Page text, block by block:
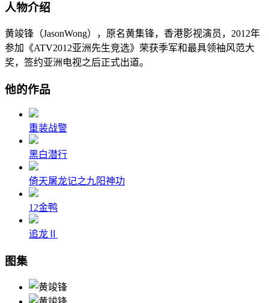
人物介绍
黄竣锋（JasonWong），原名黄集锋，香港影视演员，2012年
参加《ATV2012亚洲先生竞选》荣获季军和最具领袖风范大
奖，签约亚洲电视之后正式出道。
他的作品
重装战警
黑白潜行
倚天屠龙记之九阳神功
12金鸭
追龙Ⅱ
图集